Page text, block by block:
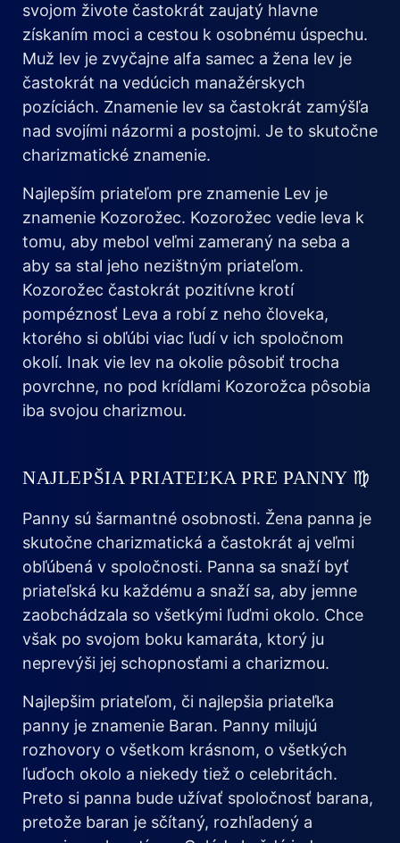
svojom živote častokrát zaujatý hlavne
získaním moci a cestou k osobnému úspechu.
Muž lev je zvyčajne alfa samec a žena lev je
častokrát na vedúcich manažérskych
pozíciách. Znamenie lev sa častokrát zamýšľa
nad svojími názormi a postojmi. Je to skutočne
charizmatické znamenie.
Najlepším priateľom pre znamenie Lev je
znamenie Kozorožec. Kozorožec vedie leva k
tomu, aby mebol veľmi zameraný na seba a
aby sa stal jeho nezištným priateľom.
Kozorožec častokrát pozitívne krotí
pompéznosť Leva a robí z neho človeka,
ktorého si obľúbi viac ľudí v ich spoločnom
okolí. Inak vie lev na okolie pôsobiť trocha
povrchne, no pod krídlami Kozorožca pôsobia
iba svojou charizmou.
NAJLEPŠIA PRIATEĽKA PRE PANNY ♍
Panny sú šarmantné osobnosti. Žena panna je
skutočne charizmatická a častokrát aj veľmi
obľúbená v spoločnosti. Panna sa snaží byť
priateľská ku každému a snaží sa, aby jemne
zaobchádzala so všetkými ľuďmi okolo. Chce
však po svojom boku kamaráta, ktorý ju
neprevýši jej schopnosťami a charizmou.
Najlepšim priateľom, či najlepšia priateľka
panny je znamenie Baran. Panny milujú
rozhovory o všetkom krásnom, o všetkých
ľuďoch okolo a niekedy tiež o celebritách.
Preto si panna bude užívať spoločnosť barana,
pretože baran je sčítaný, rozhľadený a